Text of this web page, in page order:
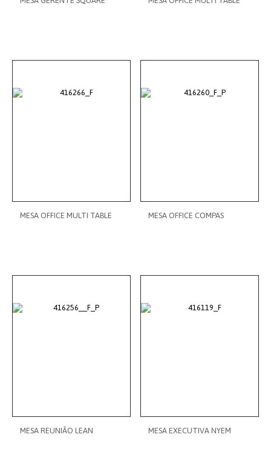
MESA OFFICE MULTI TABLE MESA OFFICE COMPAS
MESA REUNIÃO LEAN MESA EXECUTIVA NYEM